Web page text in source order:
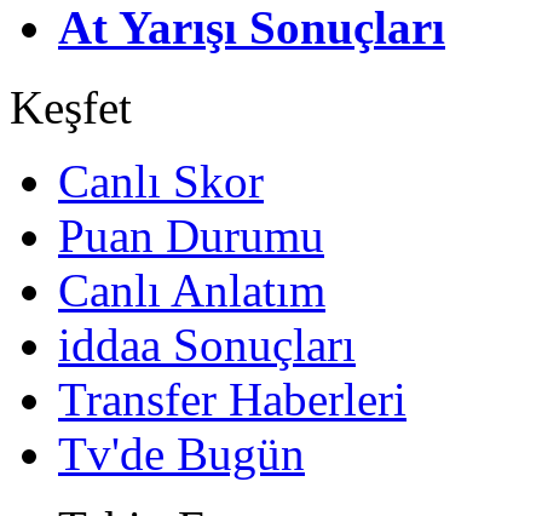
At Yarışı Sonuçları
Keşfet
Canlı Skor
Puan Durumu
Canlı Anlatım
iddaa Sonuçları
Transfer Haberleri
Tv'de Bugün